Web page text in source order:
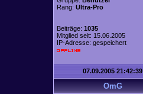
Rang: Ultra-Pro
Beiträge: 1035
Mitglied seit: 15.06.2005
IP-Adresse: gespeichert
07.09.2005 21:42:39
OmG